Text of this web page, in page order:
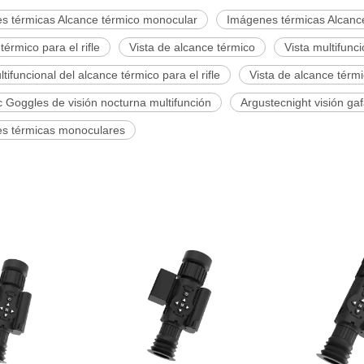
térmicas Alcance térmico monocular Imágenes térmicas
para el rifle Vista de alcance térmico Vista
del alcance térmico para el rifle Vista de alcance
Goggles de visión nocturna multifunción Argustecnight visión
térmicas monoculares